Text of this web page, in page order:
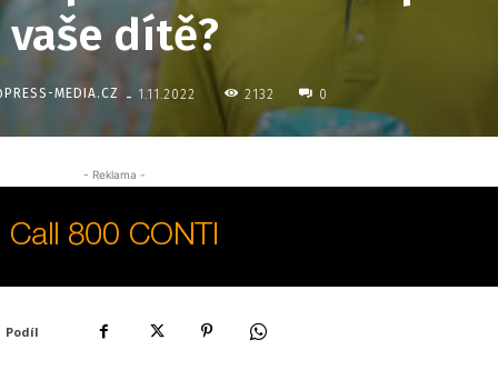
vaše dítě?
MEDIA.CZ - 1.11.2022 2132 0
- Reklama -
Podíl